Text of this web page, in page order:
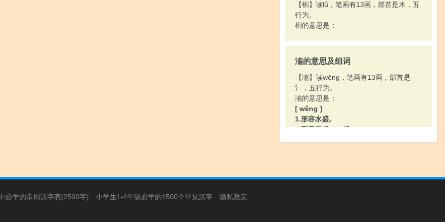
【榈】读lǘ，笔画有13画，部首是木，五
行为。
榈的意思是：
滃的意思及组词
【滃】读wěng，笔画有13画，部首是
氵，五行为。
滃的意思是：
[ wěng ]
1.形容水盛。
2.形容云起：～起。
必学的常用汉字表(2500字) 小学生1-4年级必学的1500个常见汉字 隐私政策